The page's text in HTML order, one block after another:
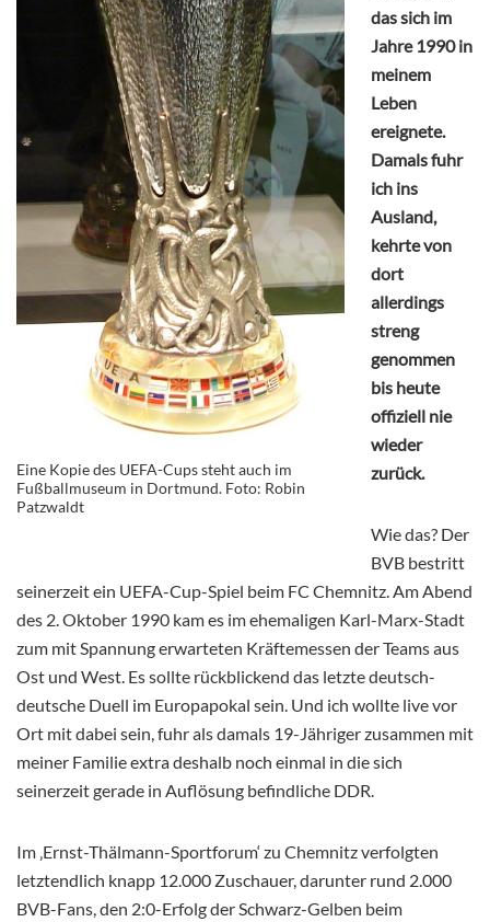
Eine Kopie des UEFA-Cups steht auch im
Fußballmuseum in Dortmund. Foto: Robin
Patzwaldt
das sich im
Jahre 1990 in
meinem
Leben
ereignete.
Damals fuhr
ich ins
Ausland,
kehrte von
dort
allerdings
streng
genommen
bis heute
offiziell nie
wieder
zurück.
Wie das? Der
BVB bestritt
seinerzeit ein UEFA-Cup-Spiel beim FC Chemnitz. Am Abend
des 2. Oktober 1990 kam es im ehemaligen Karl-Marx-Stadt
zum mit Spannung erwarteten Kräftemessen der Teams aus
Ost und West. Es sollte rückblickend das letzte deutsch-
deutsche Duell im Europapokal sein. Und ich wollte live vor
Ort mit dabei sein, fuhr als damals 19-Jähriger zusammen mit
meiner Familie extra deshalb noch einmal in die sich
seinerzeit gerade in Auflösung befindliche DDR.
Im ‚Ernst-Thälmann-Sportforum‘ zu Chemnitz verfolgten
letztendlich knapp 12.000 Zuschauer, darunter rund 2.000
BVB-Fans, den 2:0-Erfolg der Schwarz-Gelben beim